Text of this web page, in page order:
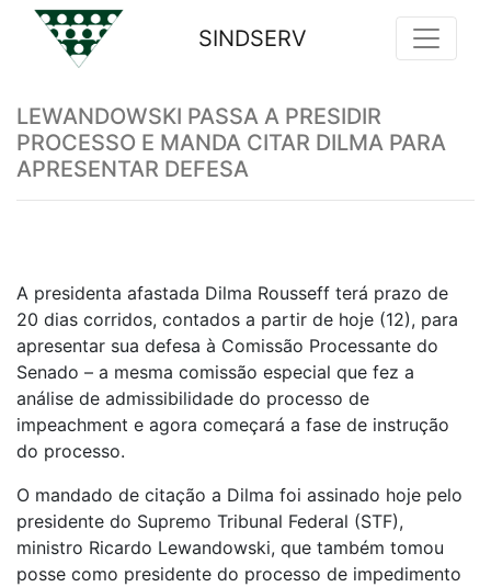
SINDSERV
LEWANDOWSKI PASSA A PRESIDIR
PROCESSO E MANDA CITAR DILMA PARA
APRESENTAR DEFESA
A presidenta afastada Dilma Rousseff terá prazo de
20 dias corridos, contados a partir de hoje (12), para
apresentar sua defesa à Comissão Processante do
Senado – a mesma comissão especial que fez a
análise de admissibilidade do processo de
impeachment e agora começará a fase de instrução
do processo.
O mandado de citação a Dilma foi assinado hoje pelo
presidente do Supremo Tribunal Federal (STF),
ministro Ricardo Lewandowski, que também tomou
posse como presidente do processo de impedimento